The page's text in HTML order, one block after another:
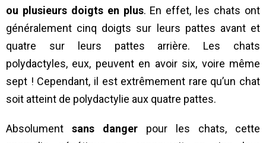
ou plusieurs doigts en plus. En effet, les chats ont
généralement cinq doigts sur leurs pattes avant et
quatre sur leurs pattes arrière. Les chats
polydactyles, eux, peuvent en avoir six, voire même
sept ! Cependant, il est extrêmement rare qu’un chat
soit atteint de polydactylie aux quatre pattes.
Absolument sans danger pour les chats, cette